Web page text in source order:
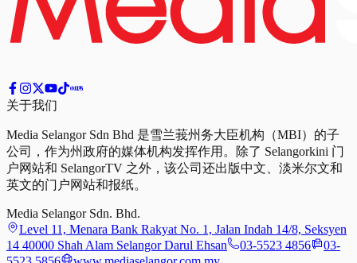
关于我们
Media Selangor Sdn Bhd 是雪兰莪州务大臣机构（MBI）的子
公司，作为州政府的媒体机构发挥作用。除了 Selangorkini 门
户网站和 SelangorTV 之外，该公司还出版中文、淡米尔文和
英文的门户网站和报纸。
Media Selangor Sdn. Bhd.
Level 11, Menara Bank Rakyat No. 1, Jalan Indah 14/8, Seksyen
14 40000 Shah Alam Selangor Darul Ehsan
03-5523 4856
03-